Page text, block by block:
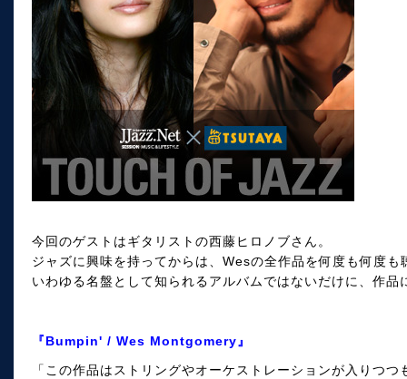
今回のゲストはギタリストの西藤ヒロノブさん。
ジャズに興味を持ってからは、Wesの全作品を何度も何度も
いわゆる名盤として知られるアルバムではないだけに、作
『Bumpin' / Wes Montgomery』
「この作品はストリングやオーケストレーションが入りつ